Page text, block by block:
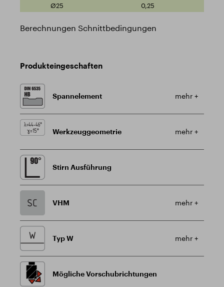
0,25
Berechnungen Schnittbedingungen
Produkteingeschaften
Spannelement mehr +
Werkzeuggeometrie mehr +
Stirn Ausführung
VHM mehr +
Typ W mehr +
Mögliche Vorschubrichtungen